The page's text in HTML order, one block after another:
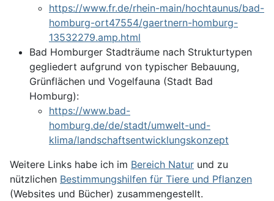
https://www.fr.de/rhein-main/hochtaunus/bad-
homburg-ort47554/gaertnern-homburg-
13532279.amp.html
Bad Homburger Stadträume nach Strukturtypen
gegliedert aufgrund von typischer Bebauung,
Grünflächen und Vogelfauna (Stadt Bad
Homburg):
https://www.bad-
homburg.de/de/stadt/umwelt-und-
klima/landschaftsentwicklungskonzept
Weitere Links habe ich im Bereich Natur und zu
nützlichen Bestimmungshilfen für Tiere und Pflanzen
(Websites und Bücher) zusammengestellt.